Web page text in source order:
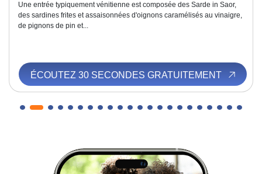
Une entrée typiquement vénitienne est composée des Sarde in Saor,
des sardines frites et assaisonnées d'oignons caramélisés au vinaigre,
de pignons de pin et...
ÉCOUTEZ 30 SECONDES GRATUITEMENT